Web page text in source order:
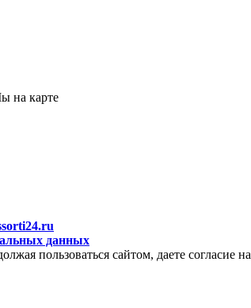
на карте
данных
пользоваться сайтом, даете согласие на